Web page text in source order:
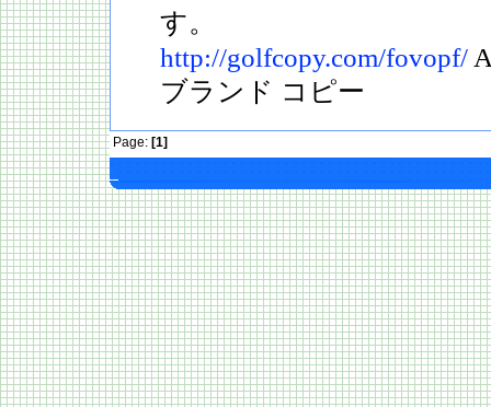
す。
http://golfcopy.com/fovopf/
ブランド コピー
Page: [1]